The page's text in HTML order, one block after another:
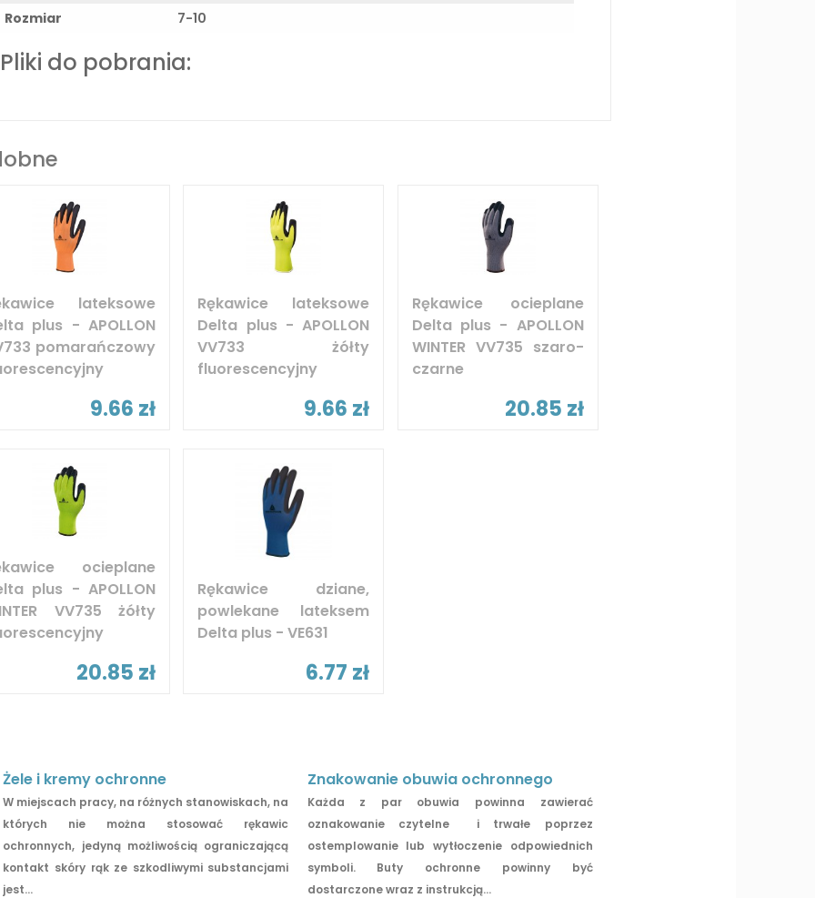
Rozmiar
7-10
Pliki do pobrania:
lateksowe
plus - APOLLON
pomarańczowy
9.66 zł
Rękawice lateksowe
Delta plus - APOLLON
VV733 żółty
fluorescencyjny
9.66 zł
Rękawice ocieplane
Delta plus - APOLLON
WINTER VV735 szaro-
czarne
20.85 zł
ocieplane
plus - APOLLON
VV735 żółty
20.85 zł
Rękawice dziane,
powlekane lateksem
Delta plus - VE631
6.77 zł
Żele i kremy ochronne
W miejscach pracy, na różnych stanowiskach, na
których nie można stosować rękawic
ochronnych, jedyną możliwością ograniczającą
kontakt skóry rąk ze szkodliwymi substancjami
jest...
Znakowanie obuwia ochronnego
Każda z par obuwia powinna zawierać
oznakowanie czytelne i trwałe poprzez
ostemplowanie lub wytłoczenie odpowiednich
symboli. Buty ochronne powinny być
dostarczone wraz z instrukcją...